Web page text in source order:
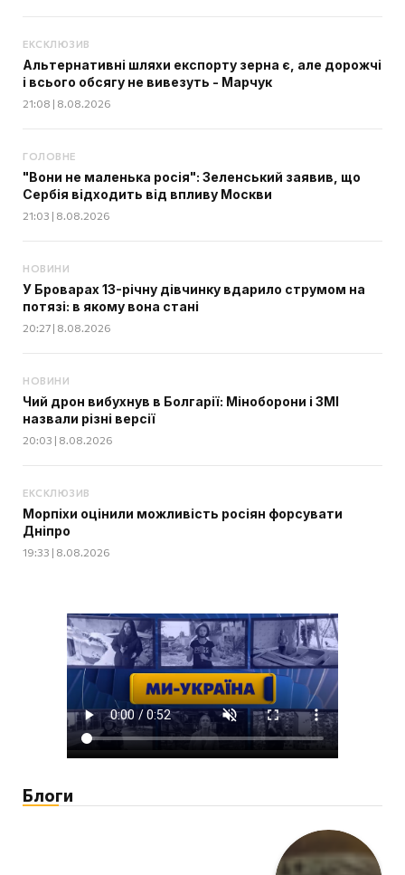
ЕКСКЛЮЗИВ
Альтернативні шляхи експорту зерна є, але дорожчі
і всього обсягу не вивезуть - Марчук
21:08 | 8.08.2026
ГОЛОВНЕ
"Вони не маленька росія": Зеленський заявив, що
Сербія відходить від впливу Москви
21:03 | 8.08.2026
НОВИНИ
У Броварах 13-річну дівчинку вдарило струмом на
потязі: в якому вона стані
20:27 | 8.08.2026
НОВИНИ
Чий дрон вибухнув в Болгарії: Міноборони і ЗМІ
назвали різні версії
20:03 | 8.08.2026
ЕКСКЛЮЗИВ
Морпіхи оцінили можливість росіян форсувати
Дніпро
19:33 | 8.08.2026
Блоги